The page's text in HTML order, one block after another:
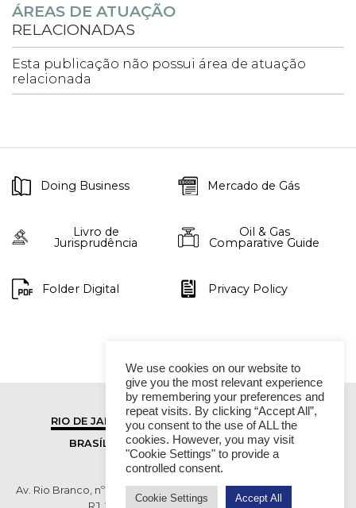
ÁREAS DE ATUAÇÃO
RELACIONADAS
Esta publicação não possui área de atuação
relacionada
Doing Business Mercado de Gás
Livro de
Jurisprudência
Oil & Gas
Comparative Guide
Folder Digital Privacy Policy
RIO DE JANEIRO
SÃO PAULO
BRASÍLIA
VITÓRIA
Av. Rio Branco, nº 01, 14º andar - Ed. RB1- Centro, Rio de Janeiro -
We use cookies on our website to
give you the most relevant experience
by remembering your preferences and
repeat visits. By clicking “Accept All”,
you consent to the use of ALL the
cookies. However, you may visit
"Cookie Settings" to provide a
controlled consent.
Cookie Settings Accept All